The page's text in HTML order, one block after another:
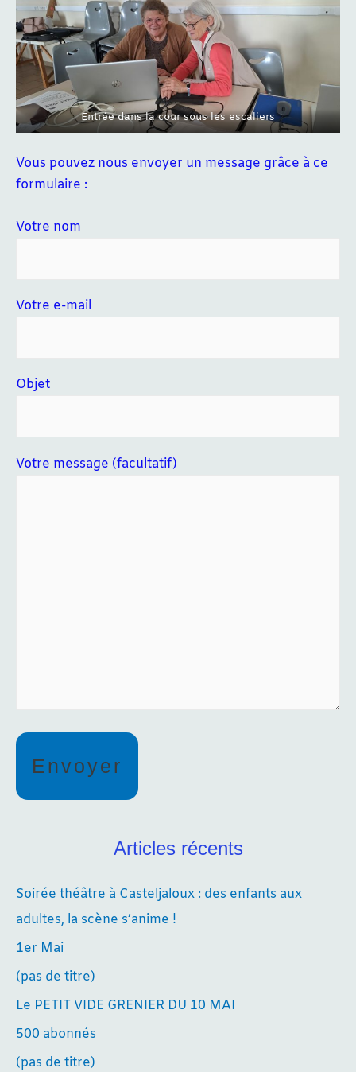
Entrée dans la cour sous les escaliers
Vous pouvez nous envoyer un message grâce à ce
formulaire :
Votre nom
Votre e-mail
Objet
Votre message (facultatif)
Articles récents
Soirée théâtre à Casteljaloux : des enfants aux
adultes, la scène s’anime !
1er Mai
(pas de titre)
Le PETIT VIDE GRENIER DU 10 MAI
500 abonnés
(pas de titre)